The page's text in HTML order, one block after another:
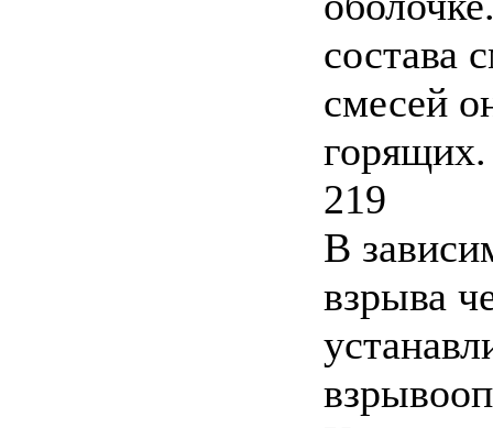
состава
смесей
горящих.
219
В
взрыва